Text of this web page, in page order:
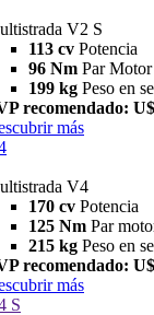
V2 S
113 cv Potencia
96 Nm Par Motor
199 kg Peso en
recomendado:
más
V4
170 cv Potencia
125 Nm Par
215 kg Peso en
recomendado:
más
S